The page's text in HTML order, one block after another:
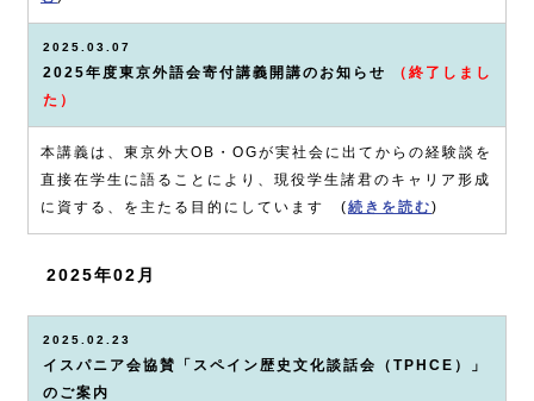
2025.03.07
2025年度東京外語会寄付講義開講のお知らせ
（終了しまし
た）
本講義は、東京外大OB・OGが実社会に出てからの経験談を
直接在学生に語ることにより、現役学生諸君のキャリア形成
に資する、を主たる目的にしています (続きを読む)
2025年02月
2025.02.23
イスパニア会協賛「スペイン歴史文化談話会（TPHCE）」
のご案内